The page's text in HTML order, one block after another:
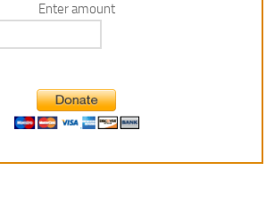
Enter amount